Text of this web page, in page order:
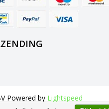
Powered by Lightspeed
InStijl Media